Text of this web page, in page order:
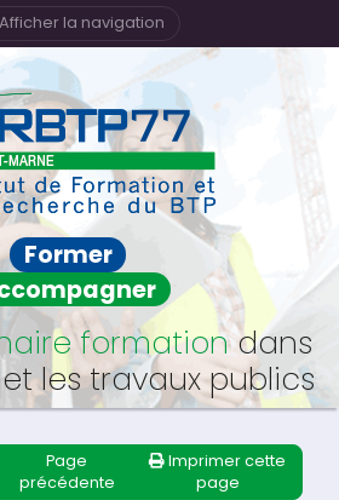
Afficher la navigation
Former
formationdans
les travaux publics
Page
précédente
Imprimer cette
page